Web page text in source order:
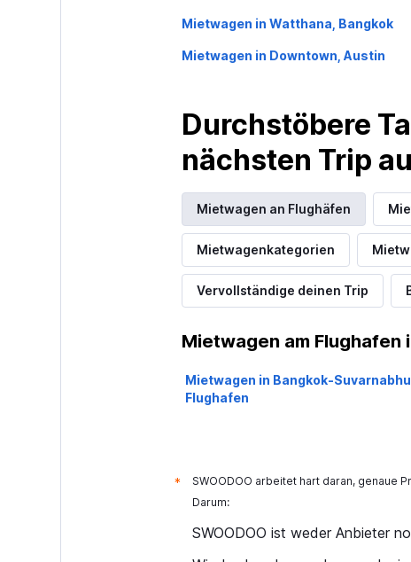
Mietwagen in Watthana, Bangkok
Mietwagen in Downtown, Austin
Durchstöbere
nächsten Trip
Mietwagen an Flughäfen
Mietwagenkategorien
Vervollständige deinen Trip
Mietwagen am Flughafen
Mietwagen in Bangkok-
Flughafen
* SWOODOO arbeitet hart daran, genaue
Darum:
SWOODOO ist weder Anbieter